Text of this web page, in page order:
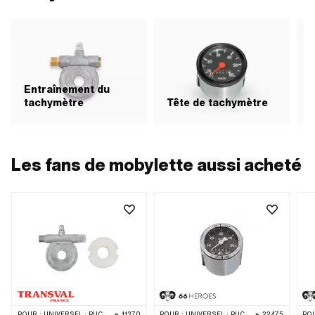
Entraînement du
tachymètre
Tête de tachymètre
Les fans de mobylette aussi acheté